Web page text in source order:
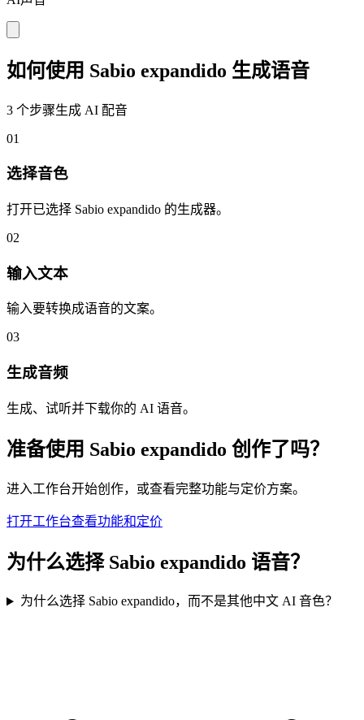
如何使用 Sabio expandido 生成语音
3 个步骤生成 AI 配音
01
选择音色
打开已选择 Sabio expandido 的生成器。
02
输入文本
输入要转换成语音的文案。
03
生成音频
生成、试听并下载你的 AI 语音。
准备使用 Sabio expandido 创作了吗？
进入工作台开始创作，或查看完整功能与定价方案。
打开工作台查看功能和定价
为什么选择 Sabio expandido 语音？
为什么选择 Sabio expandido，而不是其他中文 AI 音色？